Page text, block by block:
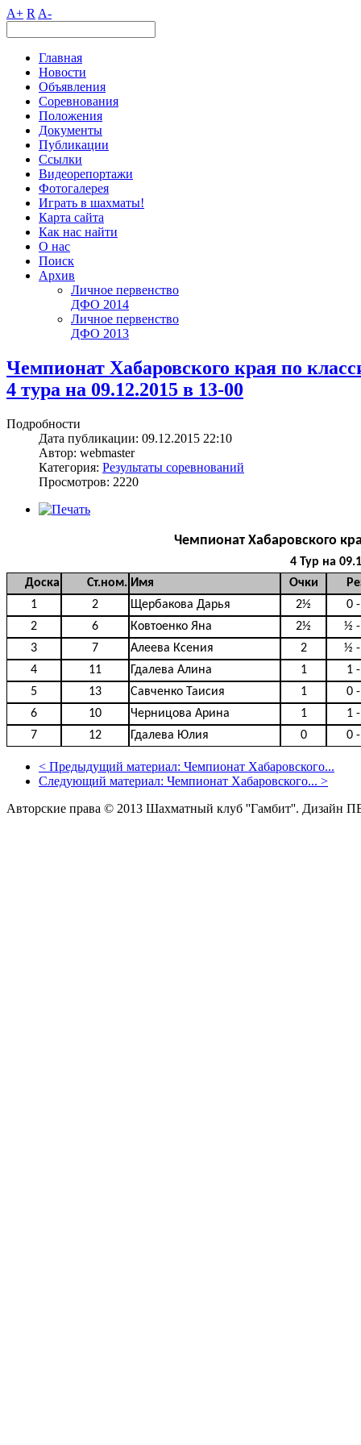
A+ R A-
Главная
Новости
Объявления
Соревнования
Положения
Документы
Публикации
Ссылки
Видеорепортажи
Фотогалерея
Играть в шахматы!
Карта сайта
Как нас найти
О нас
Поиск
Архив
Личное первенство
ДФО 2014
Личное первенство
ДФО 2013
Чемпионат Хабаровского края по
4 тура на 09.12.2015 в 13-00
Подробности
Дата публикации: 09.12.2015 22:10
Автор: webmaster
Категория: Результаты соревнований
Просмотров: 2220
Чемпионат Хабаровского
4 Тур на
Доска
Ст.ном. Имя Очки
1
2 Щербакова Дарья 2½
0
2
6 Ковтоенко Яна 2½
½
3
7 Алеева Ксения 2
½
4
11 Гдалева Алина 1
1
5
13 Савченко Таисия 1
0
6
10 Черницова Арина 1
1
7
12 Гдалева Юлия 0 0
< Предыдущий материал: Чемпионат Хабаровского...
Следующий материал: Чемпионат Хабаровского... >
Авторские права © 2013 Шахматный клуб ''Гамбит''. Дизайн